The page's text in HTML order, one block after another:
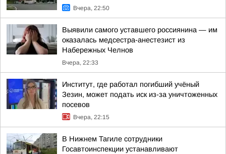
Вчера, 22:50
Выявили самого уставшего россиянина — им
оказалась медсестра-анестезист из
Набережных Челнов
Вчера, 22:33
Институт, где работал погибший учёный
Зезин, может подать иск из-за уничтоженных
посевов
Вчера, 22:15
В Нижнем Тагиле сотрудники
Госавтоинспекции устанавливают